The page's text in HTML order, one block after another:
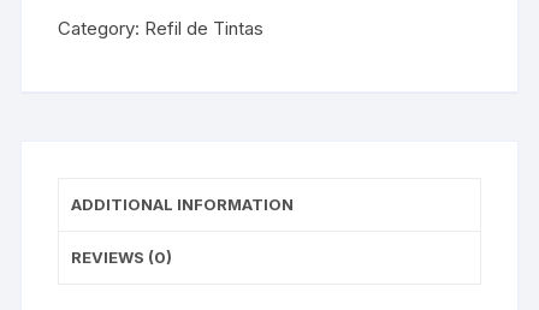
Magenta
Category: Refil de Tintas
ADDITIONAL INFORMATION
REVIEWS (0)